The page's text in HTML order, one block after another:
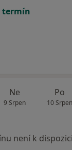
termín
Ne
9 Srpen
Po
10 Srpen
není k dispozici